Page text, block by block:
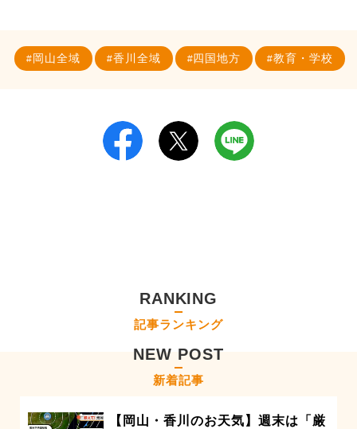
岡山全域 香川全域 四国地方 教育・学校
RANKING
記事ランキング
NEW POST
新着記事
【岡山・香川のお天気】週末は「厳